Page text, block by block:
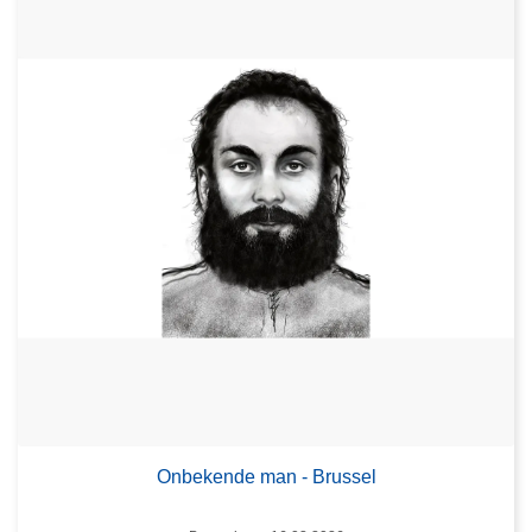
Onbekende man - Brussel